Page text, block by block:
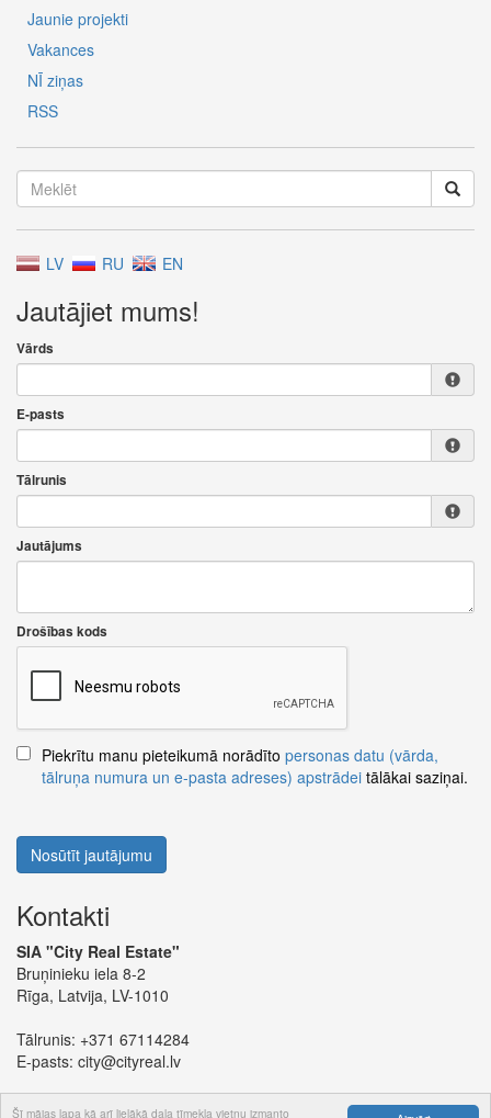
Šī mājas lapa kā arī lielākā daļa tīmekļa vietņu izmanto
Jaunie projekti
Vakances
NĪ ziņas
RSS
LV RU EN
Jautājiet mums!
Vārds
E-pasts
Tālrunis
Jautājums
Drošības kods
Piekrītu manu pieteikumā norādīto personas datu (vārda,
tālruņa numura un e-pasta adreses) apstrādei tālākai saziņai.
Nosūtīt jautājumu
Kontakti
SIA "City Real Estate"
Bruņinieku iela 8-2
Rīga, Latvija, LV-1010
Tālrunis: +371 67114284
E-pasts: city@cityreal.lv